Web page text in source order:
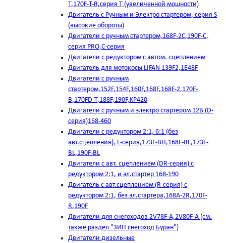
T,170F-T-R,серия Т (увеличенной мощности)
Двигатель с Ручным и Электро стартером, серия S
(высокие обороты)
Двигатели с ручным стартером,168F-2C,190F-C,
серия PRO,C-серия
Двигатели с редуктором с автом. сцеплением
Двигатель для мотокосы LIFAN 139F2,1E48F
Двигатели с ручным
стартером,152F,154F,160F,168F,168F-2,170F-
B,170FD-T,188F,190F,KP420
Двигатели с ручным и электро стартером 12В (D-
серия)168-460
Двигатели с редуктором 2:1, 6:1 (без
авт.сцепления), L-серия,173F-BH,168F-BL,173F-
BL,190F-BL
Двигатели с авт. сцеплением (DR-серия) с
редуктором 2:1, и эл.стартер 168-190
Двигатель с авт.сцеплением (R-серия) с
редуктором 2:1, без эл.стартера,168А-2R,170F-
R,190F
Двигатели для снегоходов 2V78F-A,2V80F-A (см.
также раздел "ЗИП снегоход Буран")
Двигатели дизельные